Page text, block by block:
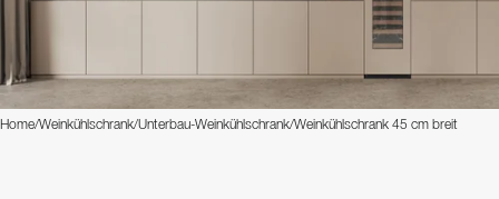
Home/Weinkühlschrank/Unterbau-Weinkühlschrank/Weinkühlschrank 45 cm breit